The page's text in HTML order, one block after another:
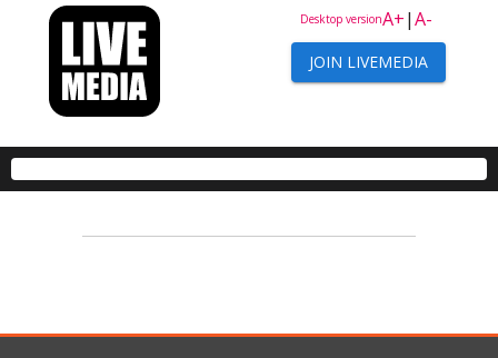
A+|A-
Desktop version
JOIN LIVEMEDIA